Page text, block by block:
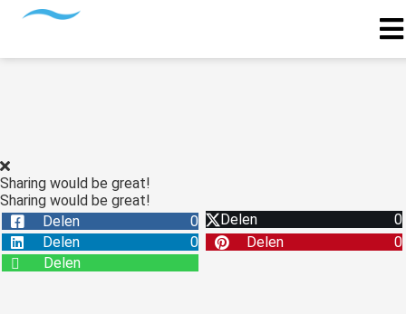
Sharing would be great!
Sharing would be great!
Delen
0 Delen
0
Delen
0 Delen
0
Delen